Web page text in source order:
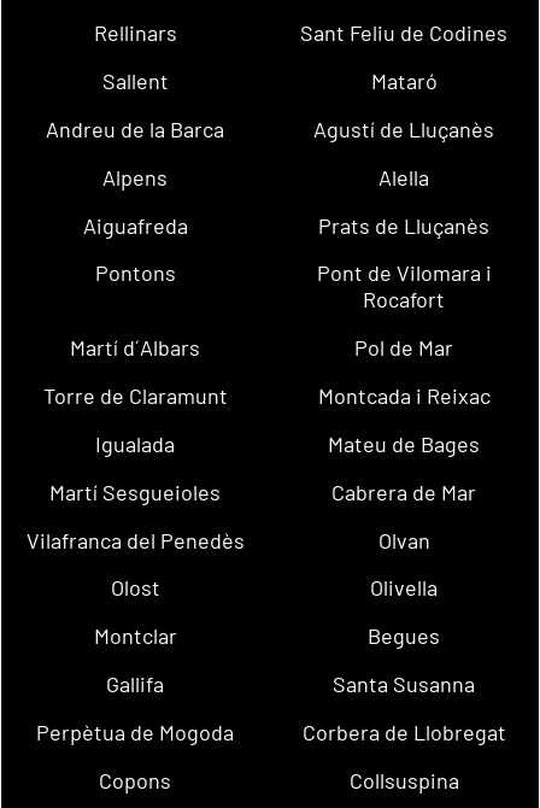
Rellinars
Sant Feliu de Codines
Sallent
Mataró
Andreu de la Barca
Agustí de Lluçanès
Alpens
Alella
Aiguafreda
Prats de Lluçanès
Pontons
Pont de Vilomara i
Rocafort
Martí d´Albars
Pol de Mar
Torre de Claramunt
Montcada i Reixac
Igualada
Mateu de Bages
Martí Sesgueioles
Cabrera de Mar
Vilafranca del Penedès
Olvan
Olost
Olivella
Montclar
Begues
Gallifa
Santa Susanna
Perpètua de Mogoda
Corbera de Llobregat
Copons
Collsuspina